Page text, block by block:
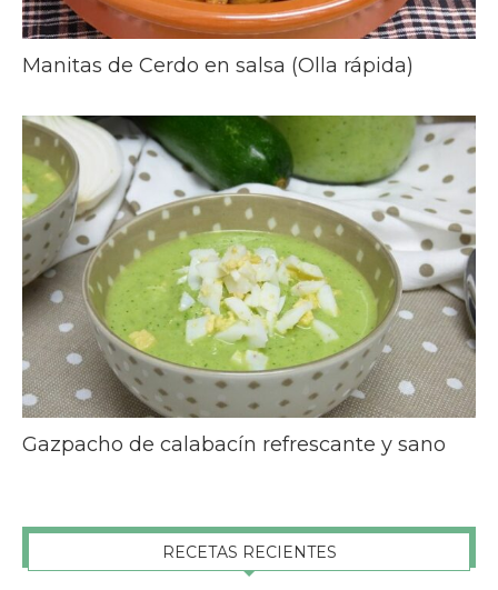
Manitas de Cerdo en salsa (Olla rápida)
Gazpacho de calabacín refrescante y sano
RECETAS RECIENTES